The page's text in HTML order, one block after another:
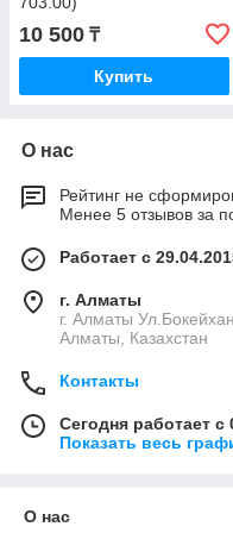
10 500 ₸
Купить
О нас
Рейтинг не
Менее 5 отзывов за
Работает с
г. Алматы
г. Алматы
Алматы, Казахстан
Контакты
Сегодня работает с
Показать весь
О нас